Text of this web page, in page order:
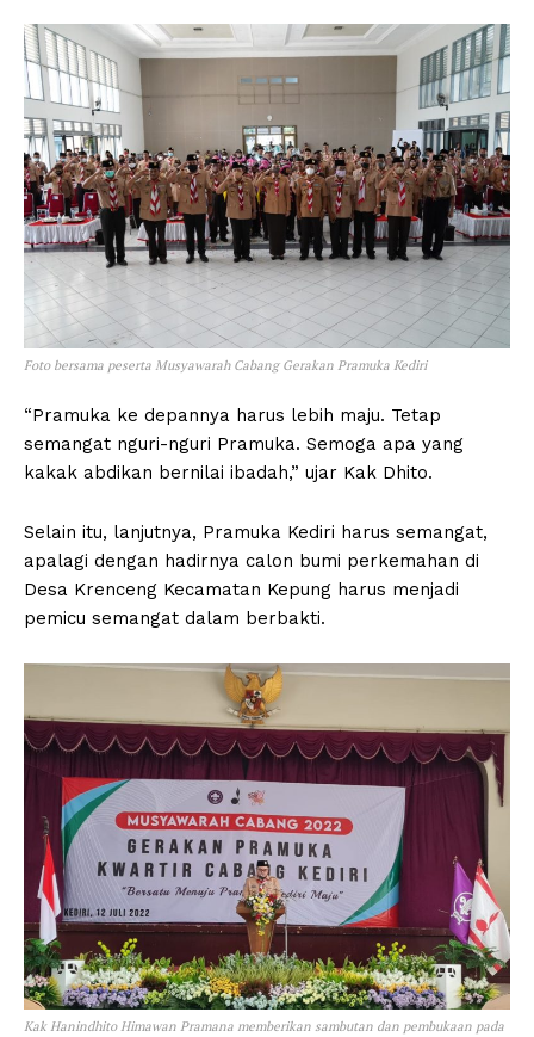
Foto bersama peserta Musyawarah Cabang Gerakan Pramuka Kediri
“Pramuka ke depannya harus lebih maju. Tetap
semangat nguri-nguri Pramuka. Semoga apa yang
kakak abdikan bernilai ibadah,” ujar Kak Dhito.
Selain itu, lanjutnya, Pramuka Kediri harus semangat,
apalagi dengan hadirnya calon bumi perkemahan di
Desa Krenceng Kecamatan Kepung harus menjadi
pemicu semangat dalam berbakti.
Kak Hanindhito Himawan Pramana memberikan sambutan dan pembukaan pada